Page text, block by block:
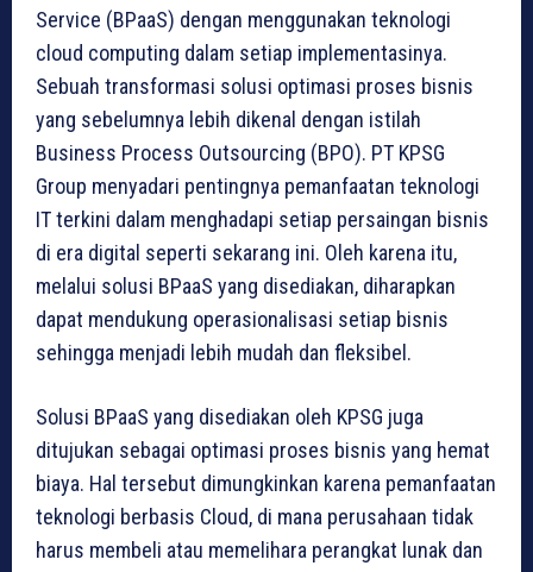
Service (BPaaS) dengan menggunakan teknologi
cloud computing dalam setiap implementasinya.
Sebuah transformasi solusi optimasi proses bisnis
yang sebelumnya lebih dikenal dengan istilah
Business Process Outsourcing (BPO). PT KPSG
Group menyadari pentingnya pemanfaatan teknologi
IT terkini dalam menghadapi setiap persaingan bisnis
di era digital seperti sekarang ini. Oleh karena itu,
melalui solusi BPaaS yang disediakan, diharapkan
dapat mendukung operasionalisasi setiap bisnis
sehingga menjadi lebih mudah dan fleksibel.
Solusi BPaaS yang disediakan oleh KPSG juga
ditujukan sebagai optimasi proses bisnis yang hemat
biaya. Hal tersebut dimungkinkan karena pemanfaatan
teknologi berbasis Cloud, di mana perusahaan tidak
harus membeli atau memelihara perangkat lunak dan